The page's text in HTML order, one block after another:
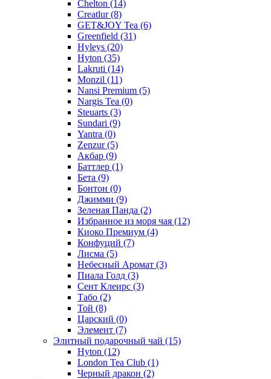
Chelton (14)
Creatlur(8)
GET&JOY Tea (6)
Greenfield (31)
Hyleys (20)
Hyton (35)
Lakruti (14)
Monzil (11)
Nansi Premium (5)
Nargis Tea (0)
Steuarts (3)
Sundari (9)
Yantra (0)
Zenzur(5)
Акбар (9)
Баттлер (1)
Бета (9)
Бонтон (0)
Джимми (9)
Зеленая Панда (2)
Избранное из моря чая (12)
Киоко Премиум (4)
Конфуций (7)
Лисма (5)
Небесный Аромат (3)
Пиала Голд (3)
Сент Клеирс (3)
Табо (2)
Той (8)
Царский (0)
Элемент (7)
Элитный подарочный чай (15)
Hyton (12)
London Tea Club (1)
Черный дракон (2)